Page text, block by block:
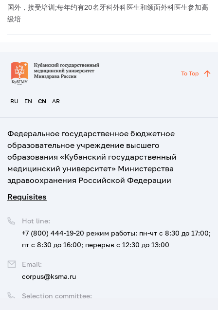
国外，接受培训;每年约有20名牙科外科医生和颌面外科医生参加高
级培
RU EN CN AR
To Top
Федеральное государственное бюджетное
образовательное учреждение высшего
образования «Кубанский государственный
медицинский университет» Министерства
здравоохранения Российской Федерации
Requisites
Selection committee:
Hot line:
+7 (800) 444-19-20 режим работы: пн-чт с 8:30 до 17:00;
пт с 8:30 до 16:00; перерыв с 12:30 до 13:00
Email:
corpus@ksma.ru